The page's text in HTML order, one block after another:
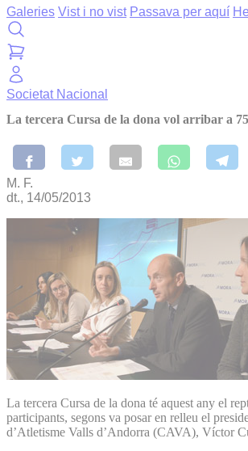
Galeries Vist i no vist Passava per aquí
Societat Nacional
La tercera Cursa de la dona vol arribar a
M. F.
dt., 14/05/2013
La tercera Cursa de la dona té aquest any el
participants, segons va posar en relleu el
d’Atletisme Valls d’An­dorra (CAVA), Víctor